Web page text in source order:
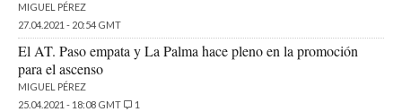
MIGUEL PÉREZ
27.04.2021 - 20:54 GMT
El AT. Paso empata y La Palma hace pleno en la promoción
para el ascenso
MIGUEL PÉREZ
25.04.2021 - 18:08 GMT
1